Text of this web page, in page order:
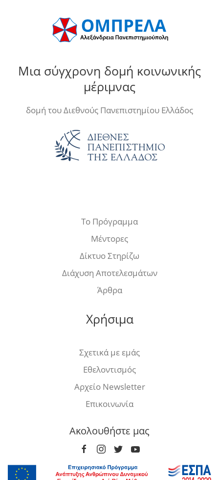
Μια σύγχρονη δομή κοινωνικής
μέριμνας
δομή του Διεθνούς Πανεπιστημίου Ελλάδος
Το Πρόγραμμα
Μέντορες
Δίκτυο Στηρίζω
Διάχυση Αποτελεσμάτων
Άρθρα
Χρήσιμα
Σχετικά με εμάς
Εθελοντισμός
Αρχείο Newsletter
Επικοινωνία
Ακολουθήστε μας